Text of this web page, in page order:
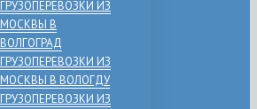
ГРУЗОПЕРЕВОЗКИ ИЗ
МОСКВЫ В
ВОЛГОГРАД
ГРУЗОПЕРЕВОЗКИ ИЗ
МОСКВЫ В ВОЛОГДУ
ГРУЗОПЕРЕВОЗКИ ИЗ